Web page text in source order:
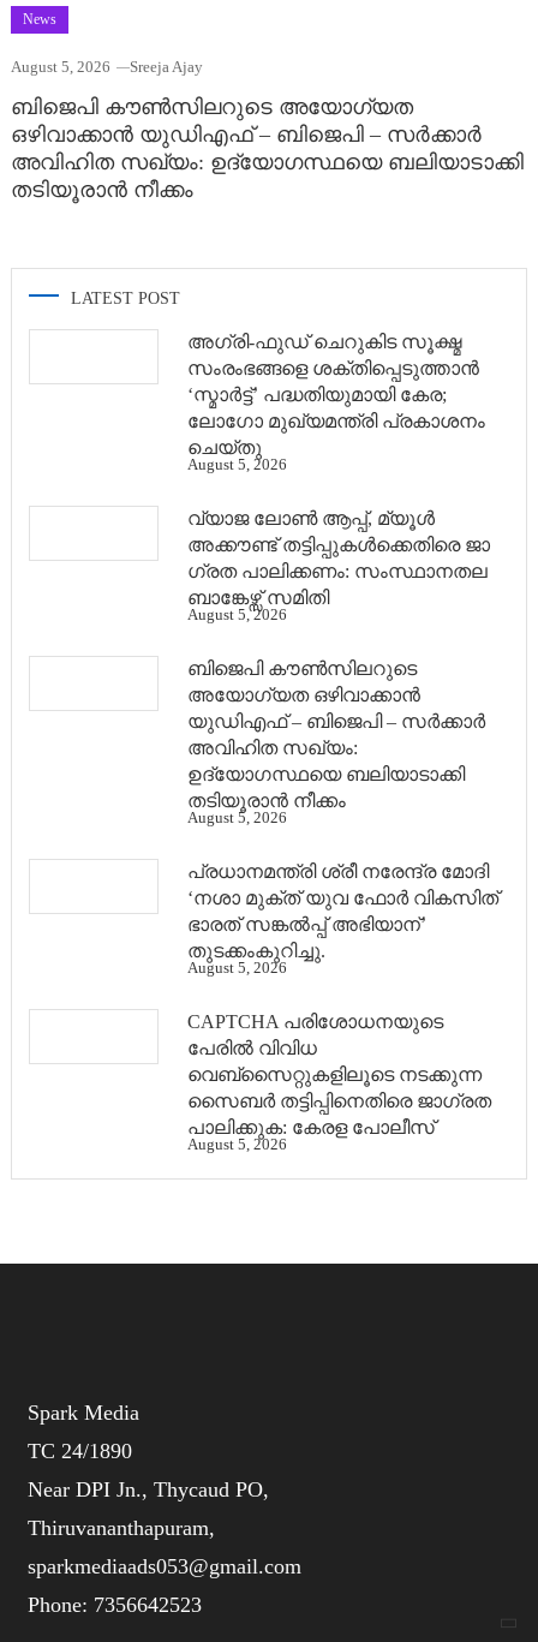
News
August 5, 2026 Sreeja Ajay
ബിജെപി കൗൺസിലറുടെ അയോഗ്യത
ഒഴിവാക്കാൻ യുഡിഎഫ് – ബിജെപി – സർക്കാർ
അവിഹിത സഖ്യം: ഉദ്യോഗസ്ഥയെ ബലിയാടാക്കി
തടിയൂരാൻ നീക്കം
LATEST POST
അഗ്രി-ഫുഡ് ചെറുകിട സൂക്ഷ്മ
സംരംഭങ്ങളെ ശക്തിപ്പെടുത്താന്‍
‘സ്മാര്‍ട്ട്’ പദ്ധതിയുമായി കേര;
ലോഗോ മുഖ്യമന്ത്രി പ്രകാശനം
ചെയ്തു
August 5, 2026
വ്യാജ ലോൺ ആപ്പ്, മ്യൂൾ
അക്കൗണ്ട് തട്ടിപ്പുകൾക്കെതിരെ ജാ​
ഗ്രത പാലിക്കണം: സംസ്ഥാനതല
ബാങ്കേഴ്സ് സമിതി
August 5, 2026
ബിജെപി കൗൺസിലറുടെ
അയോഗ്യത ഒഴിവാക്കാൻ
യുഡിഎഫ് – ബിജെപി – സർക്കാർ
അവിഹിത സഖ്യം:
ഉദ്യോഗസ്ഥയെ ബലിയാടാക്കി
തടിയൂരാൻ നീക്കം
August 5, 2026
പ്രധാനമന്ത്രി ശ്രീ നരേന്ദ്ര മോദി
‘നശാ മുക്ത് യുവ ഫോർ വികസിത്
ഭാരത് സങ്കൽപ്പ് അഭിയാന്’
തുടക്കംകുറിച്ചു.
August 5, 2026
CAPTCHA പരിശോധനയുടെ
പേരില്‍ വിവിധ
വെബ്സൈറ്റുകളിലൂടെ നടക്കുന്ന
സൈബര്‍ തട്ടിപ്പിനെതിരെ ജാഗ്രത
പാലിക്കുക: കേരള പോലീസ്
August 5, 2026
Spark Media
TC 24/1890
Near DPI Jn., Thycaud PO,
Thiruvananthapuram,
sparkmediaads053@gmail.com
Phone: 7356642523